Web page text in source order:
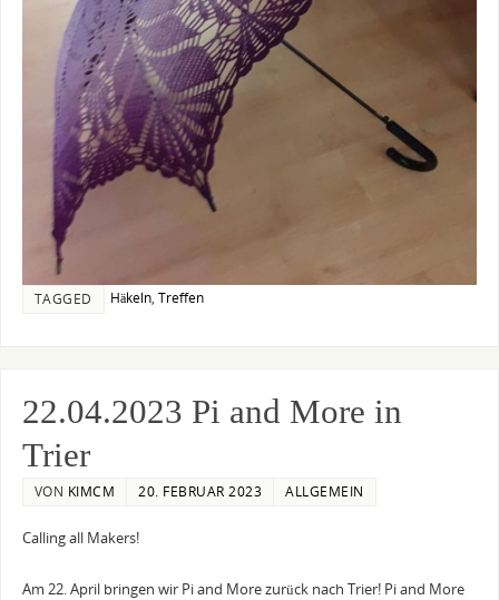
TAGGED Häkeln, Treffen
22.04.2023 Pi and More in
Trier
VON KIMCM 20. FEBRUAR 2023 ALLGEMEIN
Calling all Makers!
Am 22. April bringen wir Pi and More zurück nach Trier! Pi and More